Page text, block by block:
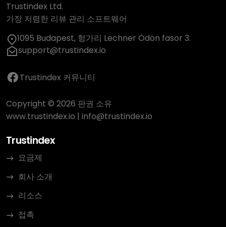
Trustindex Ltd.
가장 저렴한 리뷰 관리 소프트웨어
1095 Budapest, 헝가리 Lechner Ödön fasor 3.
support@trustindex.io
Trustindex 커뮤니티
Copyright © 2026 판권 소유
www.trustindex.io | info@trustindex.io
Trustindex
요금제
회사 소개
리소스
접촉